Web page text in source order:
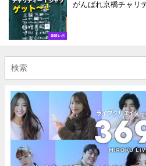
体験レポ
がんばれ京橋チャリ